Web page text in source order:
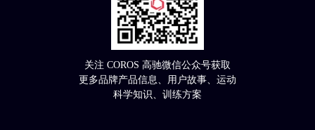
关注 COROS 高驰微信公众号获取
更多品牌产品信息、用户故事、运动
科学知识、训练方案